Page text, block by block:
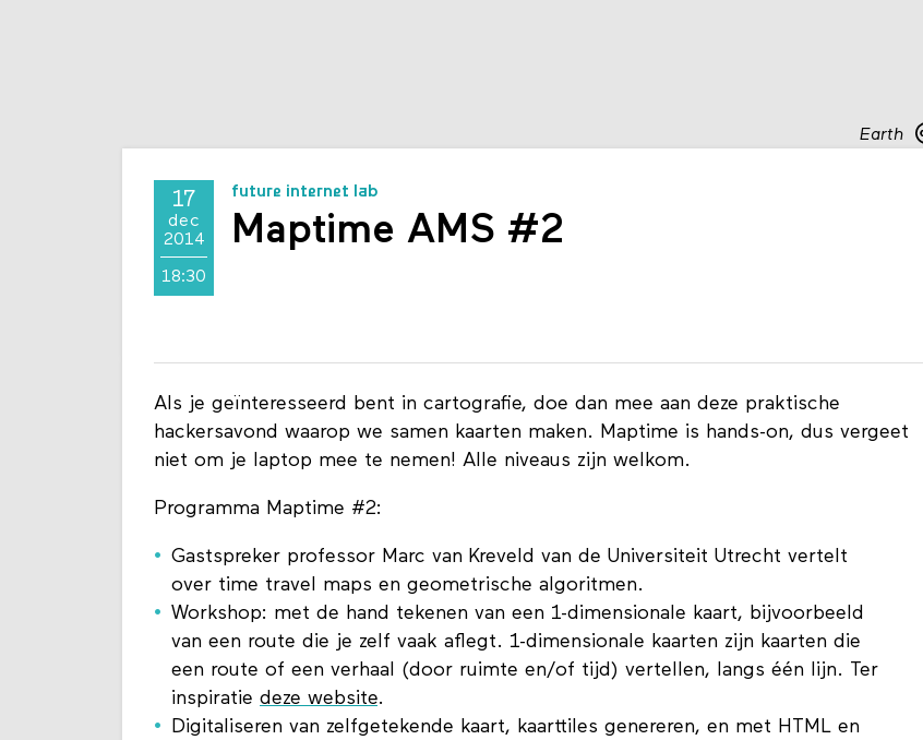
Earth
17
dec
2014
18:30
future internet lab
Maptime AMS #2
Als je geïnteresseerd bent in cartografie, doe dan mee aan deze praktische
hackersavond waarop we samen kaarten maken. Maptime is hands-on, dus vergeet
niet om je laptop mee te nemen! Alle niveaus zijn welkom.
Programma Maptime #2:
Gastspreker professor Marc van Kreveld van de Universiteit Utrecht vertelt
over time travel maps en geometrische algoritmen.
Workshop: met de hand tekenen van een 1-dimensionale kaart, bijvoorbeeld
van een route die je zelf vaak aflegt. 1-dimensionale kaarten zijn kaarten die
een route of een verhaal (door ruimte en/of tijd) vertellen, langs één lijn. Ter
inspiratie deze website.
Digitaliseren van zelfgetekende kaart, kaarttiles genereren, en met HTML en